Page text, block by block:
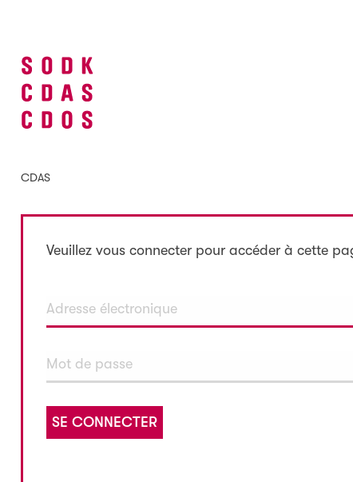
CDAS
Veuillez vous connecter pour accéder à cette
SE CONNECTER